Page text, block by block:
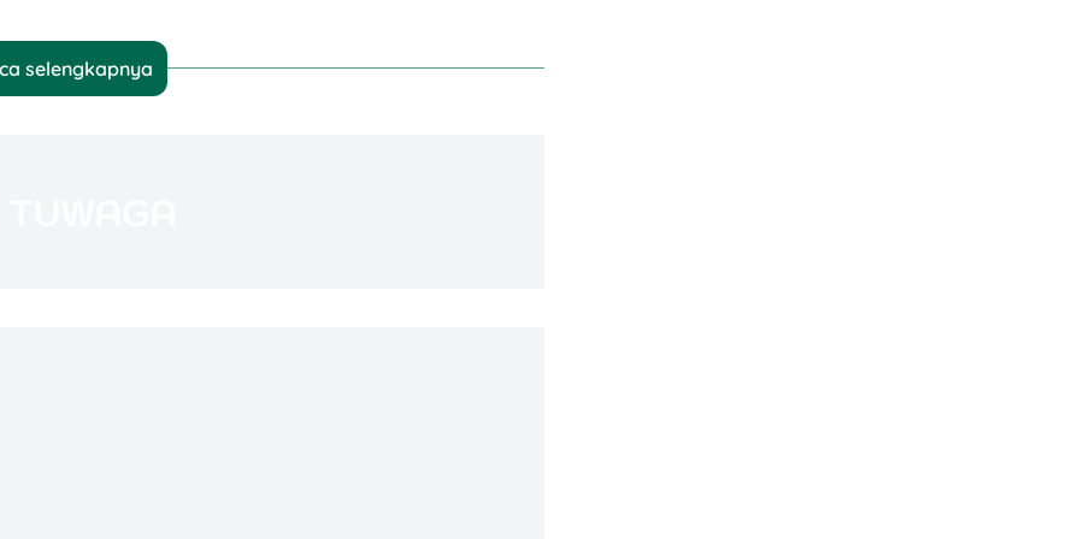
selengkapnya